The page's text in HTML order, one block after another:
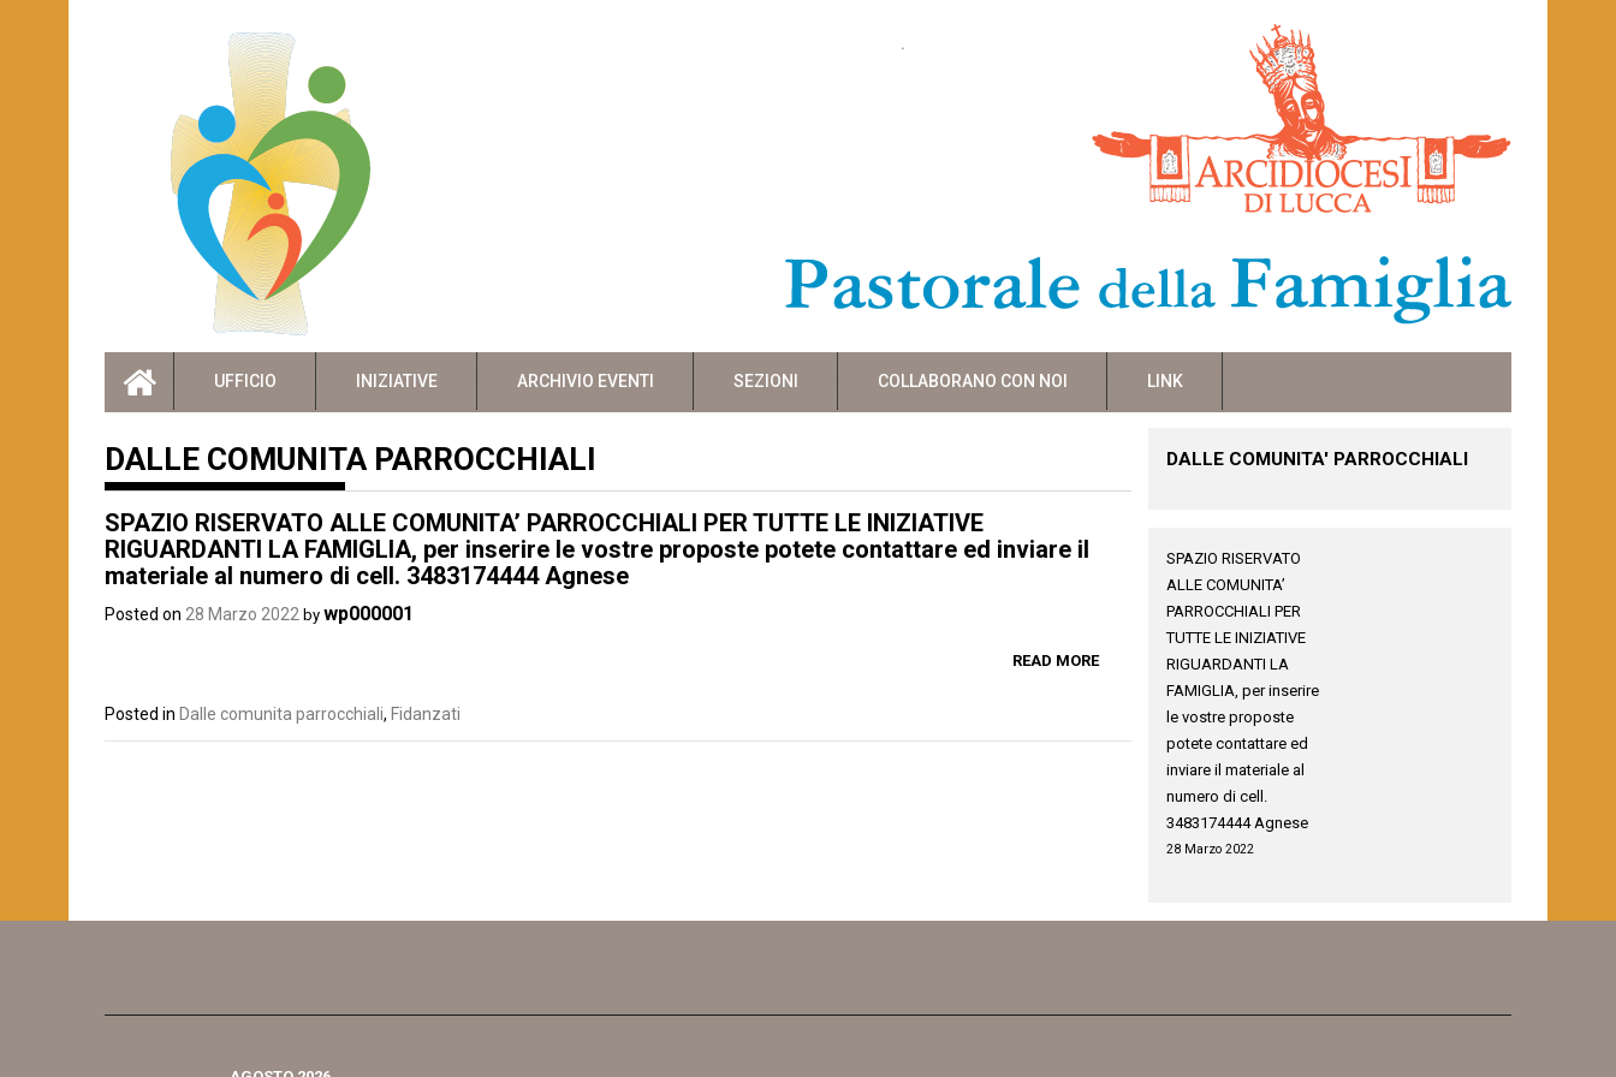
UFFICIO INIZIATIVE ARCHIVIO EVENTI SEZIONI COLLABORANO CON NOI LINK
DALLE COMUNITA PARROCCHIALI
SPAZIO RISERVATO ALLE COMUNITA’ PARROCCHIALI PER TUTTE LE INIZIATIVE
RIGUARDANTI LA FAMIGLIA, per inserire le vostre proposte potete contattare ed inviare il
materiale al numero di cell. 3483174444 Agnese
Posted on 28 Marzo 2022 by wp000001
READ MORE
Posted in Dalle comunita parrocchiali, Fidanzati
DALLE COMUNITA' PARROCCHIALI
SPAZIO RISERVATO
ALLE COMUNITA’
PARROCCHIALI PER
TUTTE LE INIZIATIVE
RIGUARDANTI LA
FAMIGLIA, per inserire
le vostre proposte
potete contattare ed
inviare il materiale al
numero di cell.
3483174444 Agnese
28 Marzo 2022